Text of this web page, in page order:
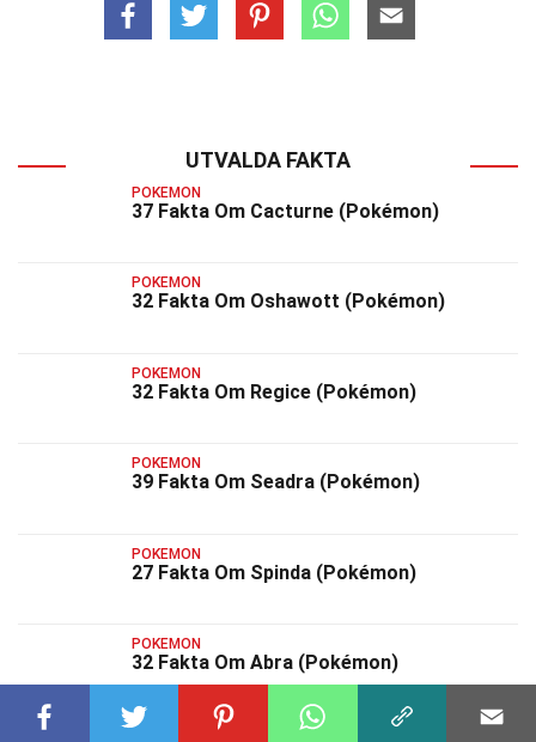
UTVALDA FAKTA
POKEMON
37 Fakta Om Cacturne (Pokémon)
POKEMON
32 Fakta Om Oshawott (Pokémon)
POKEMON
32 Fakta Om Regice (Pokémon)
POKEMON
39 Fakta Om Seadra (Pokémon)
POKEMON
27 Fakta Om Spinda (Pokémon)
POKEMON
32 Fakta Om Abra (Pokémon)